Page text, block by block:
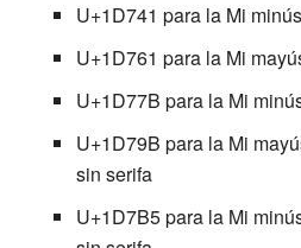
U+1D741 para la Mi
U+1D761 para la Mi
U+1D77B para la Mi
U+1D79B para la Mi
sin serifa
U+1D7B5 para la Mi